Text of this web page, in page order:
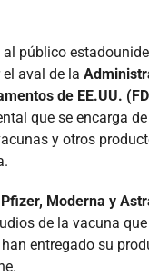
público
aval de la
de EE.UU.
que se encarga
y otros
Moderna y
de la vacuna
entregado su